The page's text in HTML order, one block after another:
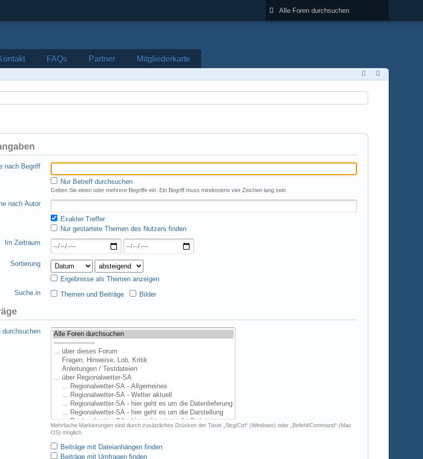
FAQs Partner Mitgliederkarte
nach Begriff
Nur Betreff durchsuchen
Geben Sie einen oder mehrere Begriffe ein. Ein Begriff muss mindestens vier Zeichen lang sein.
nach Autor
Exakter Treffer
Nur gestartete Themen des Nutzers finden
Im Zeitraum
Sortierung
Ergebnisse als Themen anzeigen
Suche in
Themen und Beiträge Bilder
durchsuchen
Mehrfache Markierungen sind durch zusätzliches Drücken der Taste „Strg/Ctrl“ (Windows) oder „Befehl/Command“ (Mac
OS) möglich.
Beiträge mit Dateianhängen finden
Beiträge mit Umfragen finden